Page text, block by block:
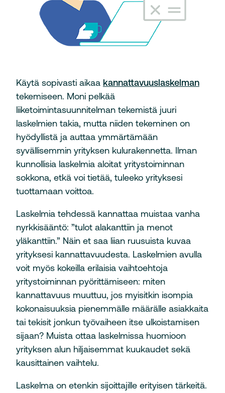
Käytä sopivasti aikaa kannattavuuslaskelman
tekemiseen. Moni pelkää
liiketoimintasuunnitelman tekemistä juuri
laskelmien takia, mutta niiden tekeminen on
hyödyllistä ja auttaa ymmärtämään
syvällisemmin yrityksen kulurakennetta. Ilman
kunnollisia laskelmia aloitat yritystoiminnan
sokkona, etkä voi tietää, tuleeko yrityksesi
tuottamaan voittoa.
Laskelmia tehdessä kannattaa muistaa vanha
nyrkkisääntö: ”tulot alakanttiin ja menot
yläkanttiin.” Näin et saa liian ruusuista kuvaa
yrityksesi kannattavuudesta. Laskelmien avulla
voit myös kokeilla erilaisia vaihtoehtoja
yritystoiminnan pyörittämiseen: miten
kannattavuus muuttuu, jos myisitkin isompia
kokonaisuuksia pienemmälle määrälle asiakkaita
tai tekisit jonkun työvaiheen itse ulkoistamisen
sijaan? Muista ottaa laskelmissa huomioon
yrityksen alun hiljaisemmat kuukaudet sekä
kausittainen vaihtelu.
Laskelma on etenkin sijoittajille erityisen tärkeitä.